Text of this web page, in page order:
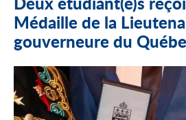
Deux étudiant(e)s
Médaille de la
gouverneure du